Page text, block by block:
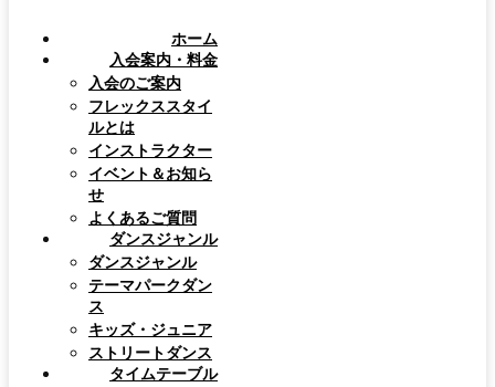
ホーム
入会案内・料金
入会のご案内
フレックススタイ
ルとは
インストラクター
イベント＆お知ら
せ
よくあるご質問
ダンスジャンル
ダンスジャンル
テーマパークダン
ス
キッズ・ジュニア
ストリートダンス
タイムテーブル